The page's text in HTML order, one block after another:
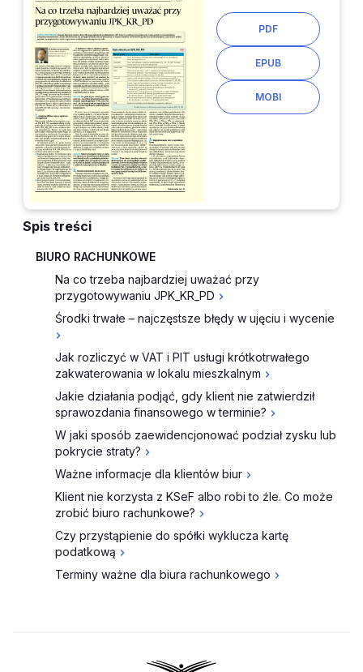
PDF
EPUB
MOBI
Spis treści
BIURO RACHUNKOWE
Na co trzeba najbardziej uważać przy
przygotowywaniu JPK_KR_PD
Środki trwałe – najczęstsze błędy w ujęciu i wycenie
Jak rozliczyć w VAT i PIT usługi krótkotrwałego
zakwaterowania w lokalu mieszkalnym
Jakie działania podjąć, gdy klient nie zatwierdził
sprawozdania finansowego w terminie?
W jaki sposób zaewidencjonować podział zysku lub
pokrycie straty?
Ważne informacje dla klientów biur
Klient nie korzysta z KSeF albo robi to źle. Co może
zrobić biuro rachunkowe?
Czy przystąpienie do spółki wyklucza kartę
podatkową
Terminy ważne dla biura rachunkowego